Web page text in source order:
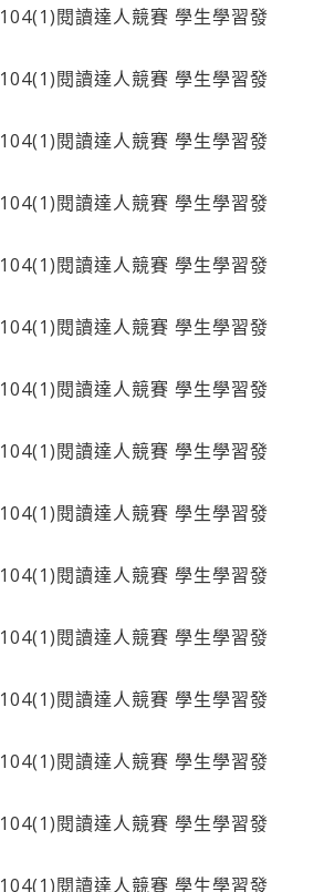
104(1)閱讀達人競賽 學生學習發
104(1)閱讀達人競賽 學生學習發
104(1)閱讀達人競賽 學生學習發
104(1)閱讀達人競賽 學生學習發
104(1)閱讀達人競賽 學生學習發
104(1)閱讀達人競賽 學生學習發
104(1)閱讀達人競賽 學生學習發
104(1)閱讀達人競賽 學生學習發
104(1)閱讀達人競賽 學生學習發
104(1)閱讀達人競賽 學生學習發
104(1)閱讀達人競賽 學生學習發
104(1)閱讀達人競賽 學生學習發
104(1)閱讀達人競賽 學生學習發
104(1)閱讀達人競賽 學生學習發
104(1)閱讀達人競賽 學生學習發